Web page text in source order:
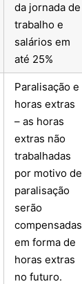
da jornada de
trabalho e
salários em
até 25%
Paralisação e
horas extras
– as horas
extras não
trabalhadas
por motivo de
paralisação
serão
compensadas
em forma de
horas extras
no futuro.